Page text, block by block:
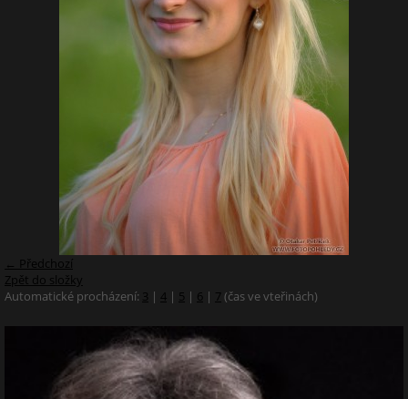
← Předchozí
Zpět do složky
Automatické procházení: 3 | 4 | 5 | 6 | 7 (čas ve vteřinách)